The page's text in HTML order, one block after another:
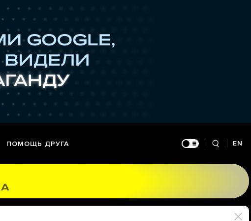
ПОМОЩЬ ДРУГА EN